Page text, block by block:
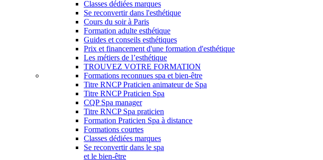
Classes dédiées marques
Se reconvertir dans l'esthétique
Cours du soir à Paris
Formation adulte esthétique
Guides et conseils esthétiques
Prix et financement d'une formation d'esthétique
Les métiers de l’esthétique
TROUVEZ VOTRE FORMATION
Formations reconnues spa et bien-être
Titre RNCP Praticien animateur de Spa
Titre RNCP Praticien Spa
CQP Spa manager
Titre RNCP Spa praticien
Formation Praticien Spa à distance
Formations courtes
Classes dédiées marques
Se reconvertir dans le spa
et le bien-être